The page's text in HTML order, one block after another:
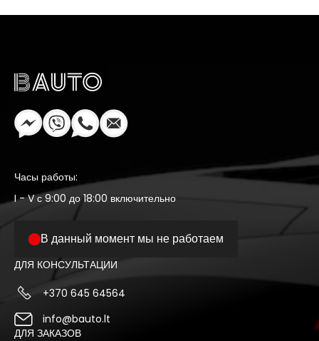
Часы работы:
I - V с 9:00 до 18:00 включительно
В данный момент мы не работаем
ДЛЯ КОНСУЛЬТАЦИИ
+370 645 64564
info@bauto.lt
ДЛЯ ЗАКАЗОВ